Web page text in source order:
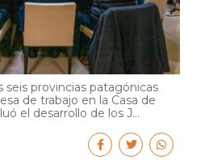
seis provincias patagónicas
de trabajo en la Casa de
el desarrollo de los J...